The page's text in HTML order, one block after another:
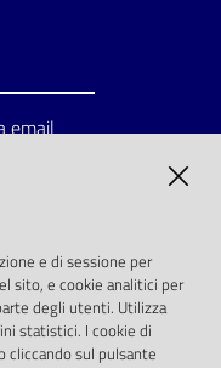
email
36/2006
e di sessione per
sito, e cookie analitici per
degli utenti. Utilizza
statistici. I cookie di
cliccando sul pulsante